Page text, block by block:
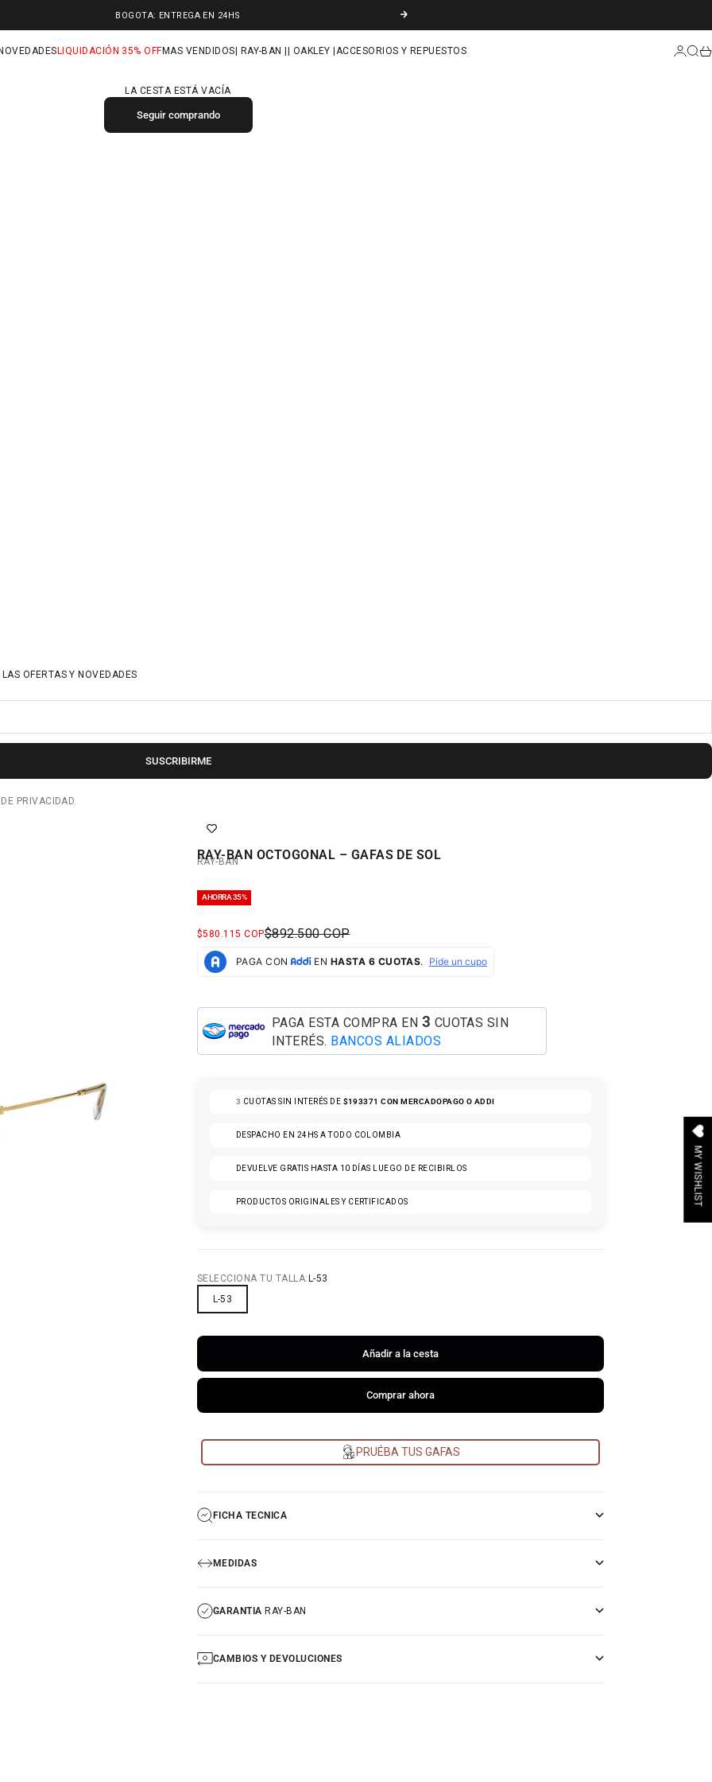
BOGOTA: ENTREGA EN 24HS
SIGUIENTE
NOVEDADES LIQUIDACIÓN 35% OFFMAS VENDIDOS | RAY-BAN | | OAKLEY | ACCESORIOS Y REPUESTOS INICIAR
LA CESTA ESTÁ VACÍA
Seguir comprando
OFERTAS Y NOVEDADES
SUSCRIBIRME
PRIVACIDAD.
RAY-BAN OCTOGONAL – GAFAS DE SOL
RAY-BAN
AHORRA 35%
PRECIO DE OFERTA
$580.115 COPPRECIO NORMAL
$892.500 COP
PAGA ESTA COMPRA EN 3 CUOTAS SIN
INTERÉS. BANCOS ALIADOS
3 CUOTAS SIN INTERÉS DE $193371CON MERCADOPAGO O ADDI
DESPACHO EN 24HS A TODO COLOMBIA
DEVUELVE GRATIS HASTA 10 DÍAS LUEGO DE RECIBIRLOS
PRODUCTOS ORIGINALES Y CERTIFICADOS
SELECCIONA TU TALLA:L-53
L-53
Añadir a la cesta
Comprar ahora
PRUÉBA TUS GAFAS
FICHA TECNICA
MEDIDAS
GARANTIA RAY-BAN
CAMBIOS Y DEVOLUCIONES
MY WISHLIST